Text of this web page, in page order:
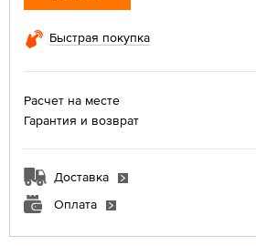
Быстрая покупка
Расчет на месте
Гарантия и возврат
Доставка
Оплата